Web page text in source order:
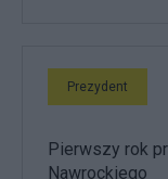
Prezydent
Pierwszy rok
Nawrockiego